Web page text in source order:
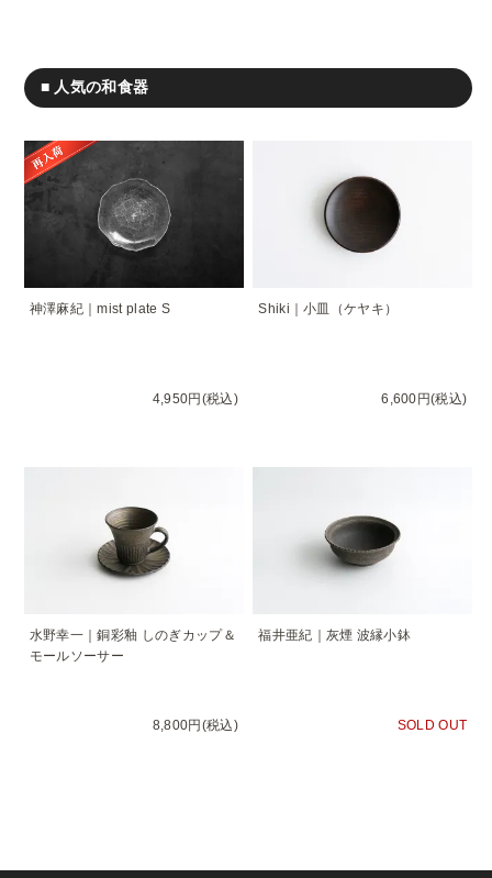
■ 人気の和食器
神澤麻紀｜mist plate S
4,950円(税込)
Shiki｜小皿（ケヤキ）
6,600円(税込)
水野幸一｜銅彩釉 しのぎカップ＆
モールソーサー
8,800円(税込)
福井亜紀｜灰煙 波縁小鉢
SOLD OUT